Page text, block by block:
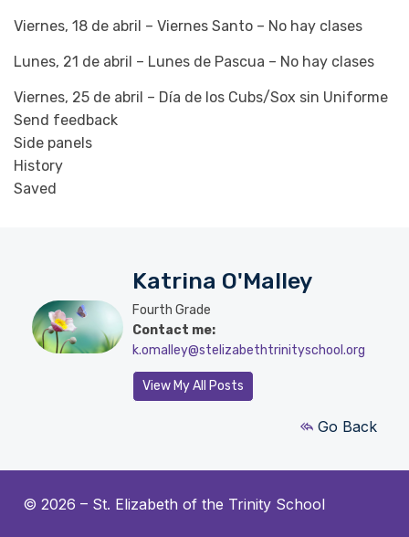
Viernes, 18 de abril – Viernes Santo – No hay clases
Lunes, 21 de abril – Lunes de Pascua – No hay clases
Viernes, 25 de abril – Día de los Cubs/Sox sin Uniforme
Send feedback
Side panels
History
Saved
Katrina O'Malley
Fourth Grade
Contact me:
k.omalley@stelizabethtrinityschool.org
View My All Posts
Go Back
© 2026 – St. Elizabeth of the Trinity School